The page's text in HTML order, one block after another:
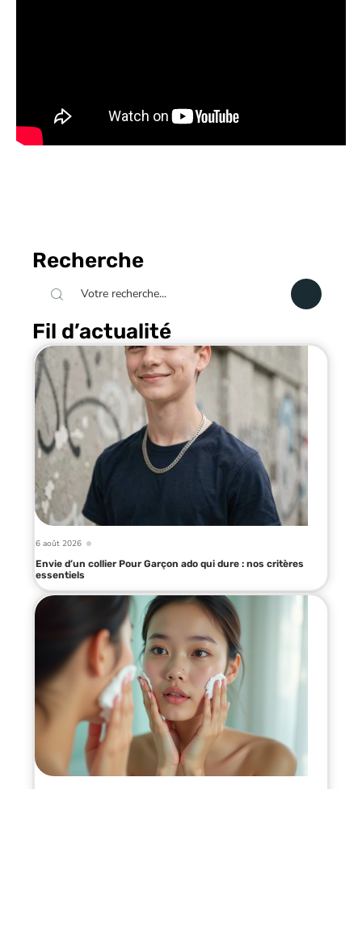
Recherche
Fil d’actualité
6 août 2026
Envie d’un collier Pour Garçon ado qui dure : nos critères
essentiels